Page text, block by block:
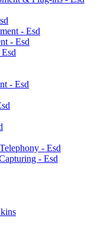
- Esd
- Esd
- Esd
- Esd
- Esd